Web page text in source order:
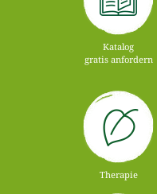
Katalog
gratis anfordern
Therapie